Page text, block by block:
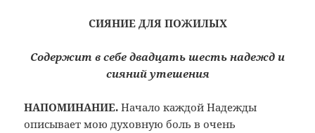
СИЯНИЕ ДЛЯ ПОЖИЛЫХ
Содержит в себе двадцать шесть надежд и
сияний утешения
НАПОМИНАНИЕ. Начало каждой Надежды
описывает мою духовную боль в очень